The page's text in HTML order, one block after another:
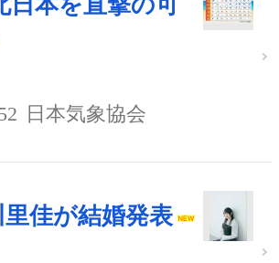
日本気象協会
佳が結婚発表